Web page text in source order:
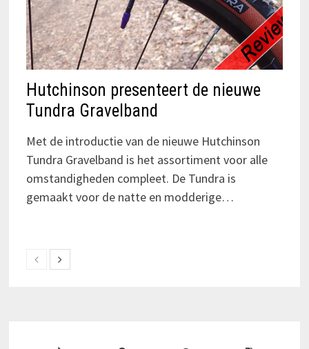
Hutchinson presenteert de nieuwe
Tundra Gravelband
Met de introductie van de nieuwe Hutchinson
Tundra Gravelband is het assortiment voor alle
omstandigheden compleet. De Tundra is
gemaakt voor de natte en modderige…